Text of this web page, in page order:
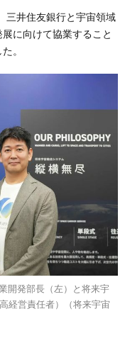
三井住友銀行と宇宙領域
に向けて協業すること
。
開発部長（左）と将来宇
経営責任者）（将来宇宙